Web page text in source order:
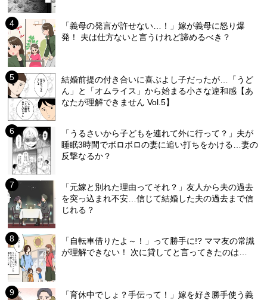
「義母の発言が許せない…！」嫁が義母に怒り爆
発！ 夫は仕方ないと言うけれど諦めるべき？
結婚前提の付き合いに喜ぶよし子だったが…「うど
ん」と「オムライス」から始まる小さな違和感【あ
なたが理解できません Vol.5】
「うるさいから子どもを連れて外に行って？」夫が
睡眠3時間でボロボロの妻に追い打ちをかける…妻の
反撃なるか？
「元嫁と別れた理由ってそれ？」友人から夫の過去
を突っ込まれ不安…信じて結婚した夫の過去まで信
じれる？
「自転車借りたよ～！」って勝手に!? ママ友の常識
が理解できない！ 次に貸してと言ってきたのは…
「育休中でしょ？手伝って！」嫁を好き勝手使う義